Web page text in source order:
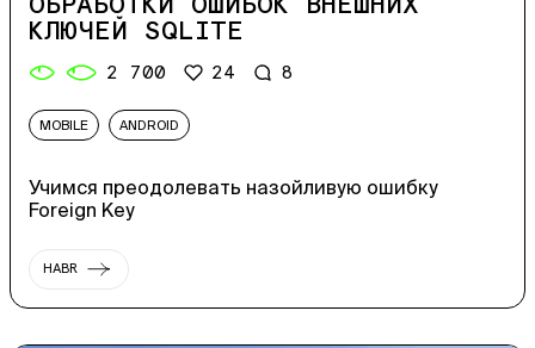
ОБРАБОТКИ ОШИБОК ВНЕШНИХ
КЛЮЧЕЙ SQLITE
2 700 24 8
MOBILE ANDROID
Учимся преодолевать назойливую ошибку
Foreign Key
HABR